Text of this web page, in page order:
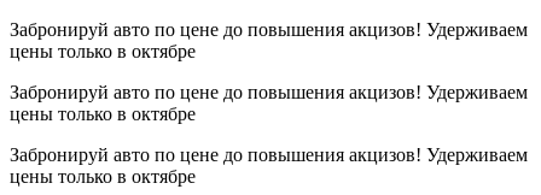
Забронируй авто по цене до повышения акцизов! Удерживаем
цены только в октябре
Забронируй авто по цене до повышения акцизов! Удерживаем
цены только в октябре
Забронируй авто по цене до повышения акцизов! Удерживаем
цены только в октябре